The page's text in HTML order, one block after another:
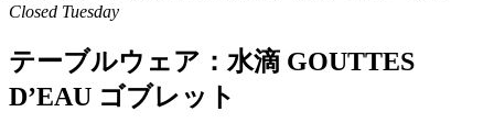
Closed Tuesday
テーブルウェア：水滴 GOUTTES
D’EAU ゴブレット